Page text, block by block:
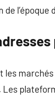
l’époque
les